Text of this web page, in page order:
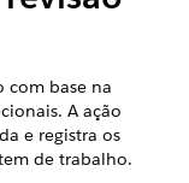
com base na
A ação
e registra os
de trabalho.